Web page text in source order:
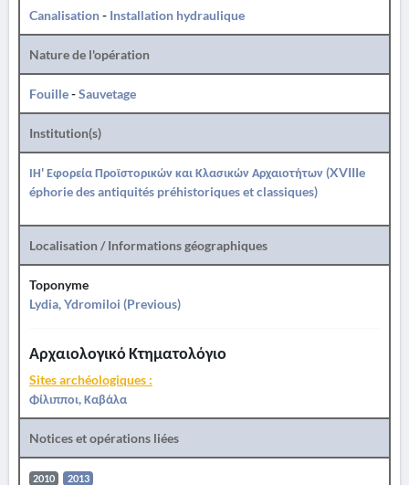
Canalisation- Installation hydraulique
Nature de l'opération
Fouille-Sauvetage
Institution(s)
ΙΗ' Εφορεία Προϊστορικών και Κλασικών Αρχαιοτήτων (XVIIIe
éphorie des antiquités préhistoriques et classiques)
Localisation / Informations géographiques
Toponyme
Lydia, Ydromiloi (Previous)
Αρχαιολογικό Κτηματολόγιο
Sites archéologiques :
Φίλιπποι, Καβάλα
Notices et opérations liées
2010 2013